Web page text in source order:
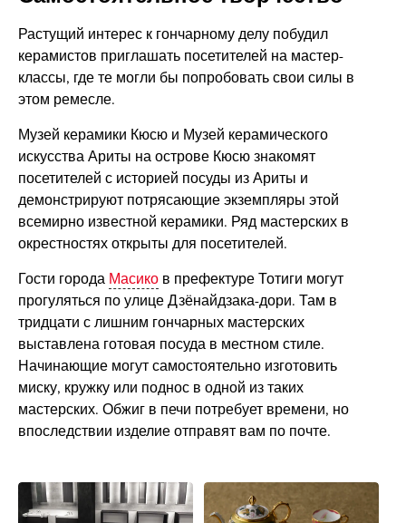
Растущий интерес к гончарному делу побудил
керамистов приглашать посетителей на мастер-
классы, где те могли бы попробовать свои силы в
этом ремесле.
Музей керамики Кюсю и Музей керамического
искусства Ариты на острове Кюсю знакомят
посетителей с историей посуды из Ариты и
демонстрируют потрясающие экземпляры этой
всемирно известной керамики. Ряд мастерских в
окрестностях открыты для посетителей.
Гости города Масиков префектуре Тотиги могут
прогуляться по улице Дзёнайдзака-дори. Там в
тридцати с лишним гончарных мастерских
выставлена готовая посуда в местном стиле.
Начинающие могут самостоятельно изготовить
миску, кружку или поднос в одной из таких
мастерских. Обжиг в печи потребует времени, но
впоследствии изделие отправят вам по почте.